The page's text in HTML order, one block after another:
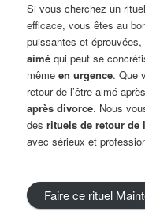
Si vous cherchez un
efficace, vous êtes au
puissantes et
aimé qui peut se
mêmeen urgence. Que
retour de l’être aimé
après divorce. Nous
desrituels de retour de
avec sérieux et
Faire ce rituel